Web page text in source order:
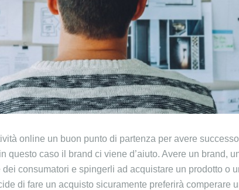
online un buon punto di partenza per avere
questo caso il brand ci viene d’aiuto. Avere un brand,
consumatori e spingerli ad acquistare un prodotto o
di fare un acquisto sicuramente preferirà comperare